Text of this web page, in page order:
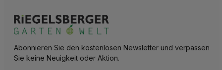
Abonnieren Sie den kostenlosen Newsletter und verpassen
Sie keine Neuigkeit oder Aktion.